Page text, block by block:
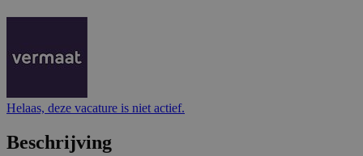
Helaas, deze vacature is niet actief.
Beschrijving